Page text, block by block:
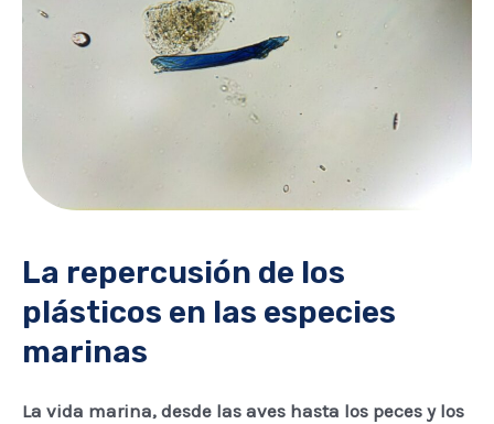
La repercusión de los
plásticos en las especies
marinas
La vida marina, desde las aves hasta los peces y los